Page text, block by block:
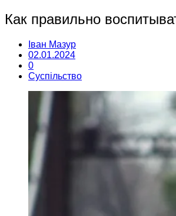
Как правильно
Іван Мазур
02.01.2024
0
Суспільство